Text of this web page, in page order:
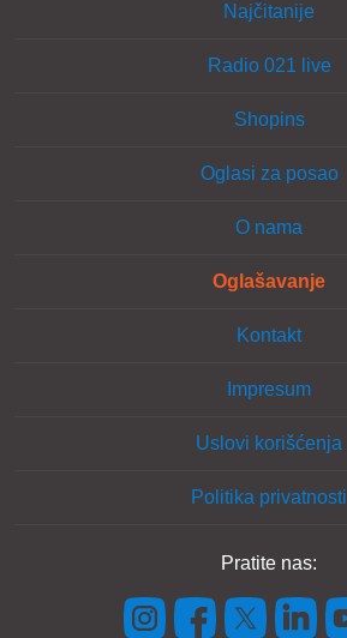
Najčitanije
Radio 021 live
Shopins
Oglasi za posao
O nama
Oglašavanje
Kontakt
Impresum
Uslovi korišćenja
Politika privatnosti
Pratite nas: